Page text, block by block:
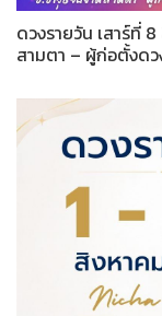
ดวงรายวัน เสาร์ที่
สามตา – ผู้ก่อตั้งดว